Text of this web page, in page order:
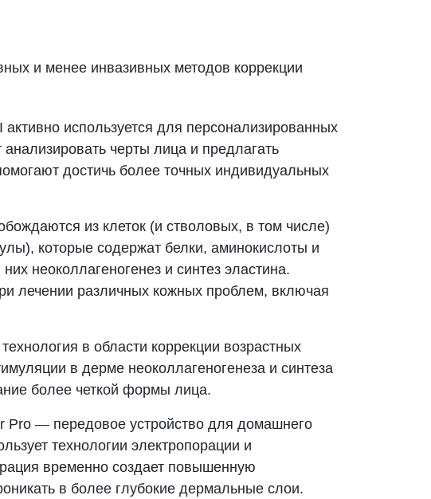
и менее инвазивных методов коррекции
активно используется для персонализированных
черты лица и предлагать
достичь более точных индивидуальных
из клеток (и стволовых, в том числе)
которые содержат белки, аминокислоты и
неоколлагеногенез и синтез эластина.
лечении различных кожных проблем, включая
в области коррекции возрастных
в дерме неоколлагеногенеза и синтеза
более четкой формы лица.
Pro — передовое устройство для домашнего
технологии электропорации и
временно создает повышенную
в более глубокие дермальные слои.